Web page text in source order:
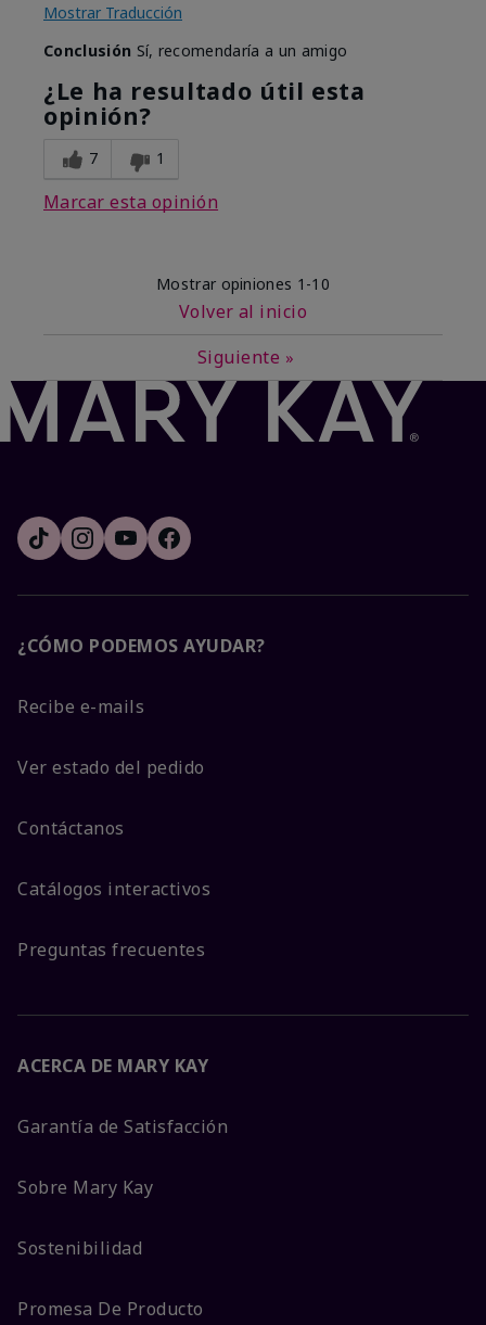
Mostrar Traducción
Conclusión Sí, recomendaría a un amigo
¿Le ha resultado útil esta
opinión?
7 1
Marcar esta opinión
Mostrar opiniones 1-10
Volver al inicio
Siguiente »
¿CÓMO PODEMOS AYUDAR?
Recibe e-mails
Ver estado del pedido
Contáctanos
Catálogos interactivos
Preguntas frecuentes
ACERCA DE MARY KAY
Garantía de Satisfacción
Sobre Mary Kay
Sostenibilidad
Promesa De Producto